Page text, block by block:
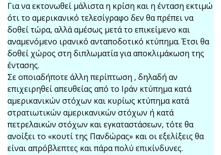
Για να εκτονωθεί μάλιστα η κρίση και η ένταση εκτιμώ
ότι το αμερικανικό τελεσίγραφο δεν θα πρέπει να
δοθεί τώρα, αλλά αμέσως μετά το επικείμενο και
αναμενόμενο ιρανικό ανταποδοτικό κτύπημα. Έτσι θα
δοθεί χώρος στη διπλωματία για αποκλιμάκωση της
έντασης.
Σε οποιαδήποτε άλλη περίπτωση , δηλαδή αν
επιχειρηθεί απευθείας από το Ιράν κτύπημα κατά
αμερικανικών στόχων και κυρίως κτύπημα κατά
στρατιωτικών αμερικανικών στόχων ή κατά
πετρελαικών στόχων και εγκαταστάσεων, τότε θα
ανοίξει το «κουτί της Πανδώρας» και οι εξελίξεις θα
είναι απρόβλεπτες και πάρα πολύ επικίνδυνες.